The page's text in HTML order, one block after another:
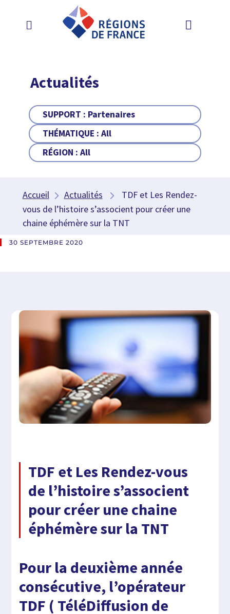
Actualités
SUPPORT : Partenaires
THÉMATIQUE :All
RÉGION :All
Accueil Actualités
TDF et Les Rendez-
vous de l’histoire s’associent pour créer une
chaine éphémère sur la TNT
30 SEPTEMBRE 2020
TDF et Les Rendez-vous
de l’histoire s’associent
pour créer une chaine
éphémère sur la TNT
Pour la deuxième année
consécutive, l’opérateur
TDF ( TéléDiffusion de